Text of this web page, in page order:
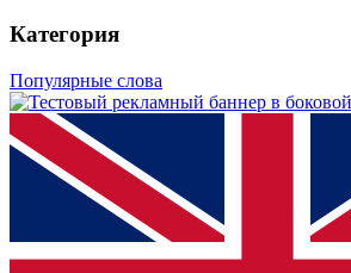
Категория
Популярные слова